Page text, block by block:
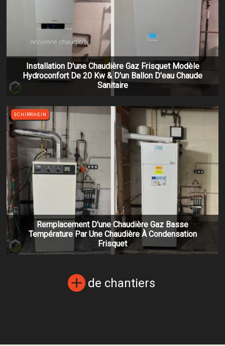
Installation D'une Chaudière Gaz Frisquet Modèle
Hydroconfort De 20 Kw & D'un Ballon D'eau Chaude
Sanitaire
Remplacement D'une Chaudière Gaz Basse
Température Par Une Chaudière À Condensation
Frisquet
SCHIRRHEIN
de chantiers